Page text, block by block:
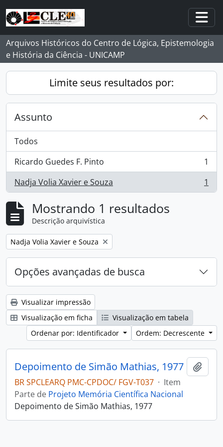
Skip to main content
Arquivos Históricos do Centro de Lógica, Epistemologia
e História da Ciência - UNICAMP
Limite seus resultados por:
Assunto
Todos
Ricardo Guedes F. Pinto
, 1 resultados
1
Nadja Volia Xavier e Souza
, 1 resultados 1
Mostrando 1 resultados
Descrição arquivística
Remover filtro:
Nadja Volia Xavier e Souza
Opções avançadas de busca
Visualizar impressão
Visualização em ficha
Visualização em tabela
Ordenar por: Identificador
Ordem: Decrescente
Depoimento de Simão Mathias, 1977
BR SPCLEARQ PMC-CPDOC/ FGV-T037 · Item
Parte de Projeto Memória Científica Nacional
Depoimento de Simão Mathias, 1977